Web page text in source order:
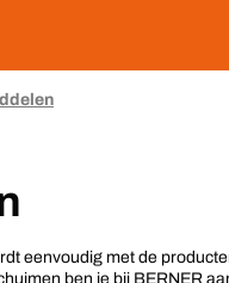
eenvoudig met de
ben je bij BERNER